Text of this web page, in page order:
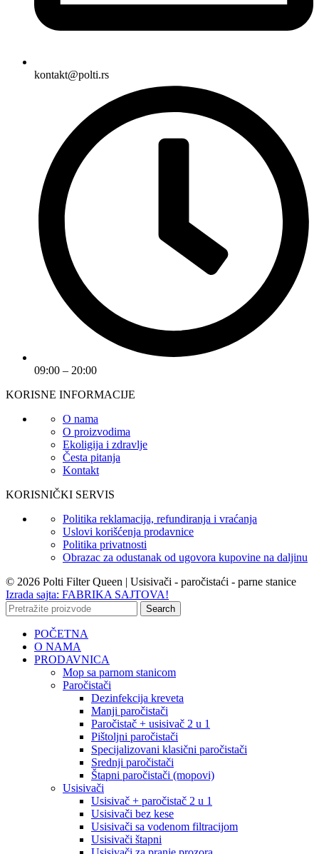
kontakt@polti.rs
09:00 – 20:00
KORISNE INFORMACIJE
O nama
O proizvodima
Ekoligija i zdravlje
Česta pitanja
Kontakt
KORISNIČKI SERVIS
Politika reklamacija, refundiranja i vraćanja
Uslovi korišćenja prodavnice
Politika privatnosti
Obrazac za odustanak od ugovora kupovine na daljinu
© 2026 Polti Filter Queen | Usisivači - paročistaći - parne stanice
Izrada sajta: FABRIKA SAJTOVA!
Search
POČETNA
O NAMA
PRODAVNICA
Mop sa parnom stanicom
Paročistači
Dezinfekcija kreveta
Manji paročistači
Paročistač + usisivač 2 u 1
Pištoljni paročistači
Specijalizovani klasični paročistači
Srednji paročistači
Štapni paročistači (mopovi)
Usisivači
Usisivač + paročistač 2 u 1
Usisivači bez kese
Usisivači sa vodenom filtracijom
Usisivači štapni